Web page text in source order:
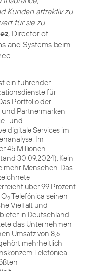
Kunden attraktiv zu
für sie zu
, Director of
and Systems beim
ein führender
für
Portfolio der
und Partnermarken
und
digitale Services im
Im
45 Millionen
30.09.2024). Kein
mehr Menschen. Das
über 99 Prozent
2Telefónica seinen
Vielfalt und
in Deutschland.
das Unternehmen
Umsatz von 8,6
mehrheitlich
Telefónica